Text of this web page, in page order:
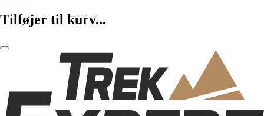
Tilføjer til kurv...